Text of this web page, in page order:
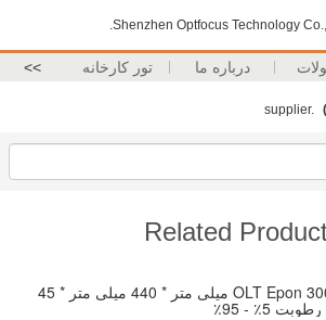
Shenzhen Optfocus Technology Co.,
درباره ما تور کارخانه >>
Related
4 پورت OLT Epon 300 میلی متر * 440 میلی متر * 45
5٪ - 95٪